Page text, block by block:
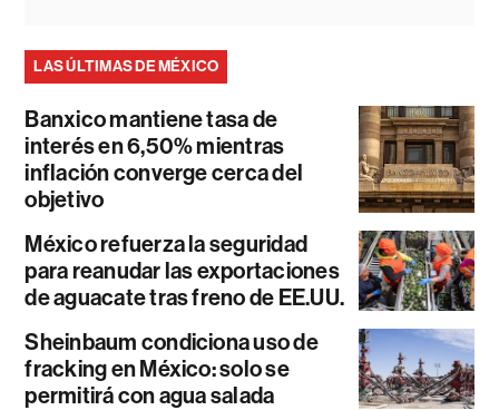
LAS ÚLTIMAS DE MÉXICO
Banxico mantiene tasa de
interés en 6,50% mientras
inflación converge cerca del
objetivo
México refuerza la seguridad
para reanudar las exportaciones
de aguacate tras freno de EE.UU.
Sheinbaum condiciona uso de
fracking en México: solo se
permitirá con agua salada